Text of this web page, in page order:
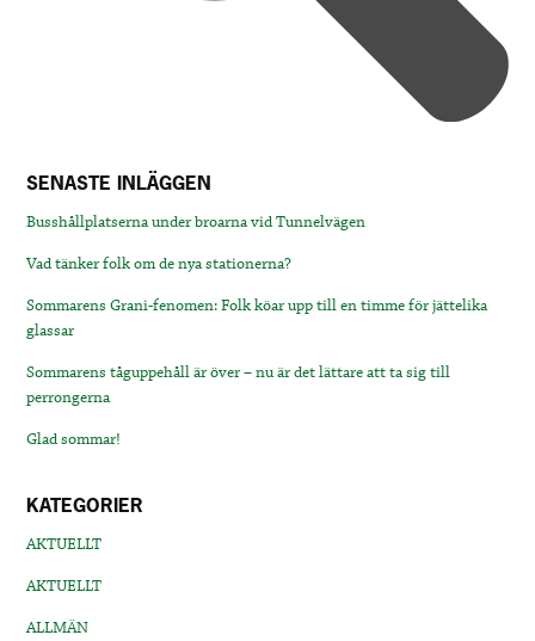
SENASTE INLÄGGEN
Busshållplatserna under broarna vid Tunnelvägen
Vad tänker folk om de nya stationerna?
Sommarens Grani-fenomen: Folk köar upp till en timme för jättelika
glassar
Sommarens tåguppehåll är över – nu är det lättare att ta sig till
perrongerna
Glad sommar!
KATEGORIER
AKTUELLT
AKTUELLT
ALLMÄN